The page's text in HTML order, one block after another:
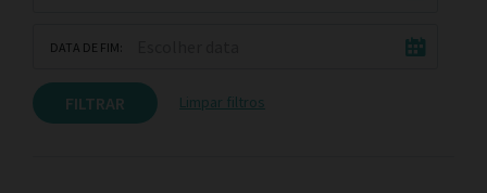
DATA DE FIM:
FILTRAR Limpar filtros